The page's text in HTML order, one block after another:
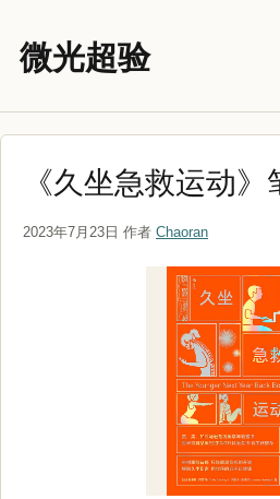
微光超验
《久坐急救运动》
2023年7月23日 作者 Chaoran